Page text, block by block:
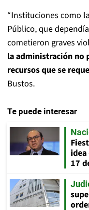
“Instituciones como
Público, que
cometieron graves
la administración no
recursos que se
Bustos.
Te puede interesar
idea
17